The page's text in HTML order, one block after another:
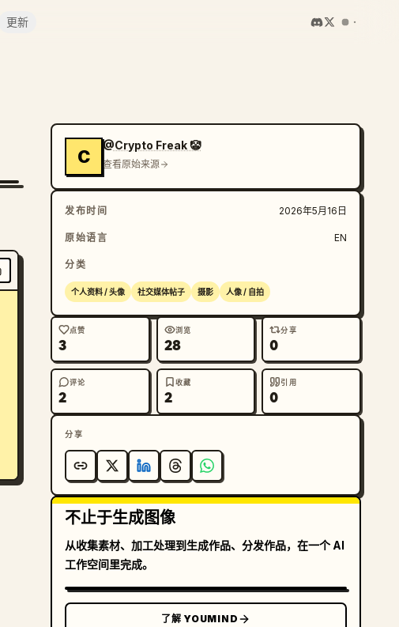
更新
C
@Crypto Freak 🤡
查看原始来源
发布时间 2026年5月16日
原始语言 EN
分类
个人资料 / 头像 社交媒体帖子 摄影 人像 / 自拍
点赞
3
浏览
28
分享
0
评论
2
收藏
2
引用
0
分享
不止于生成图像
从收集素材、加工处理到生成作品、分发作品，在一个 AI
工作空间里完成。
了解 YOUMIND